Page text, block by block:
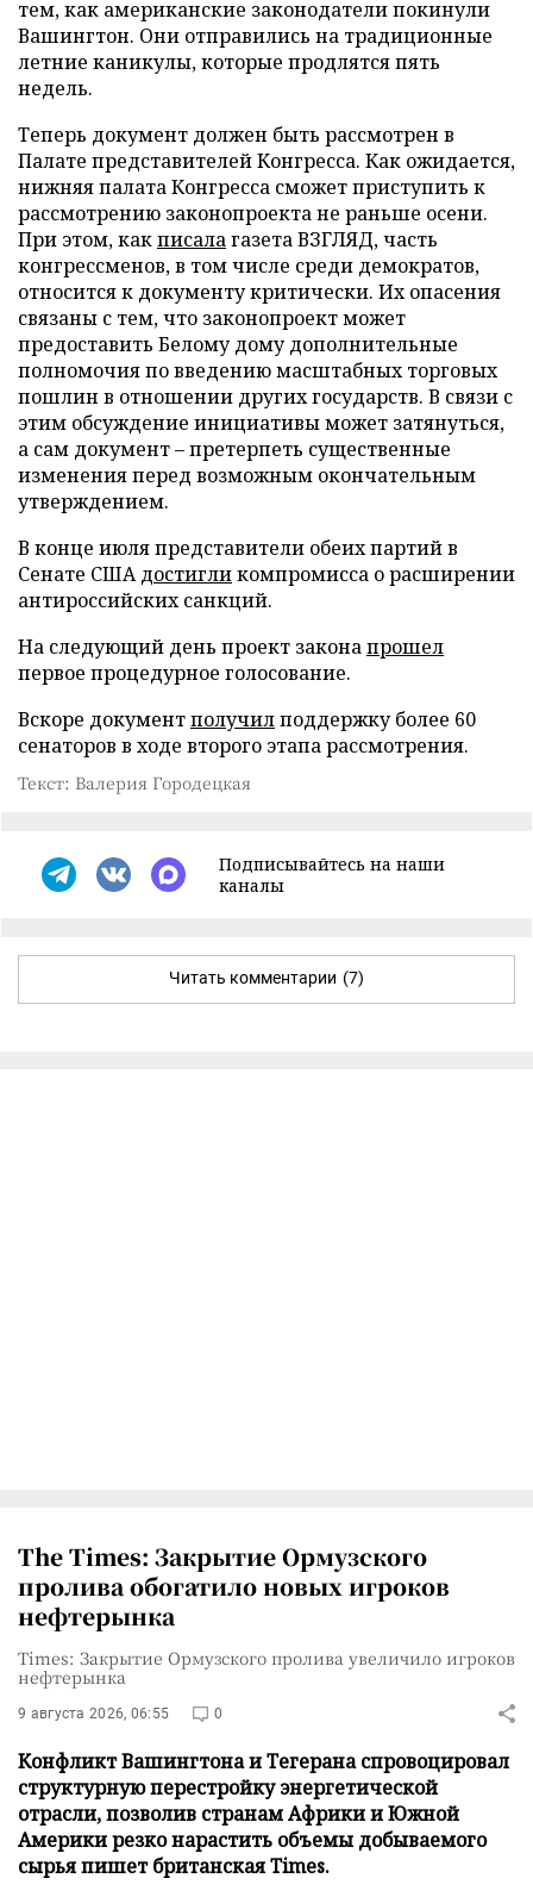
тем, как американские законодатели покинули
Вашингтон. Они отправились на традиционные
летние каникулы, которые продлятся пять
недель.
Теперь документ должен быть рассмотрен в
Палате представителей Конгресса. Как ожидается,
нижняя палата Конгресса сможет приступить к
рассмотрению законопроекта не раньше осени.
При этом, какписалагазета ВЗГЛЯД, часть
конгрессменов, в том числе среди демократов,
относится к документу критически. Их опасения
связаны с тем, что законопроект может
предоставить Белому дому дополнительные
полномочия по введению масштабных торговых
пошлин в отношении других государств. В связи с
этим обсуждение инициативы может затянуться,
а сам документ – претерпеть существенные
изменения перед возможным окончательным
утверждением.
В конце июля представители обеих партий в
Сенате СШАдостигликомпромисса о расширении
антироссийских санкций.
На следующий день проект законапрошел
первое процедурное голосование.
Вскоре документполучилподдержку более 60
сенаторов в ходе второго этапа рассмотрения.
Текст: Валерия Городецкая
Подписывайтесь на наши
каналы
Читать комментарии (7)
The Times: Закрытие Ормузского
пролива обогатило новых игроков
нефтерынка
Times: Закрытие Ормузского пролива увеличило игроков
нефтерынка
9 августа 2026, 06:55 0
Конфликт Вашингтона и Тегерана спровоцировал
структурную перестройку энергетической
отрасли, позволив странам Африки и Южной
Америки резко нарастить объемы добываемого
сырья пишет британская Times.